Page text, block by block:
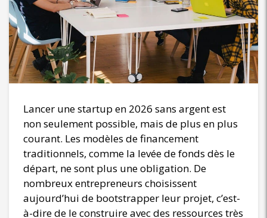
Lancer une startup en 2026 sans argent est
non seulement possible, mais de plus en plus
courant. Les modèles de financement
traditionnels, comme la levée de fonds dès le
départ, ne sont plus une obligation. De
nombreux entrepreneurs choisissent
aujourd’hui de bootstrapper leur projet, c’est-
à-dire de le construire avec des ressources très